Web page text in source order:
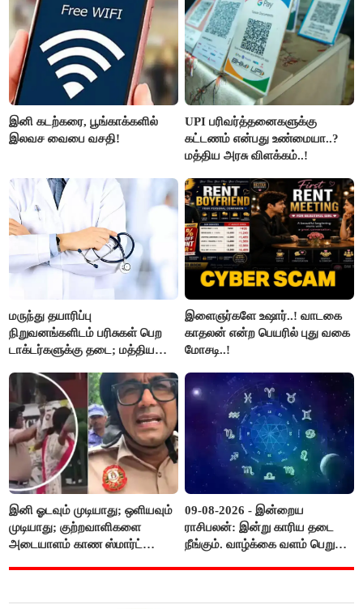
இனி கடற்கரை, பூங்காக்களில்
இலவச வைபை வசதி!
UPI பரிவர்த்தனைகளுக்கு
கட்டணம் என்பது உண்மையா..?
மத்திய அரசு விளக்கம்..!
மருந்து தயாரிப்பு
நிறுவனங்களிடம் பரிசுகள் பெற
டாக்டர்களுக்கு தடை; மத்திய
இளைஞர்களே உஷார்..! வாடகை
காதலன் என்ற பெயரில் புது வகை
மோசடி..!
இனி ஓடவும் முடியாது; ஒளியவும்
முடியாது; குற்றவாளிகளை
அடையாளம் காண ஸ்மார்ட்
09-08-2026 - இன்றைய
ராசிபலன்: இன்று காரிய தடை
நீங்கும். வாழ்க்கை வளம் பெறும்.